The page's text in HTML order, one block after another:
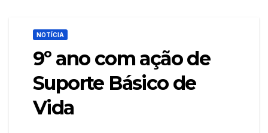
NOTÍCIA
9º ano com ação de
Suporte Básico de
Vida